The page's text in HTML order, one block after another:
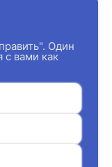
Один
с вами как